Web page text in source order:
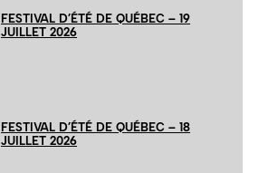
FESTIVAL D’ÉTÉ DE QUÉBEC – 19
JUILLET 2026
FESTIVAL D’ÉTÉ DE QUÉBEC – 18
JUILLET 2026